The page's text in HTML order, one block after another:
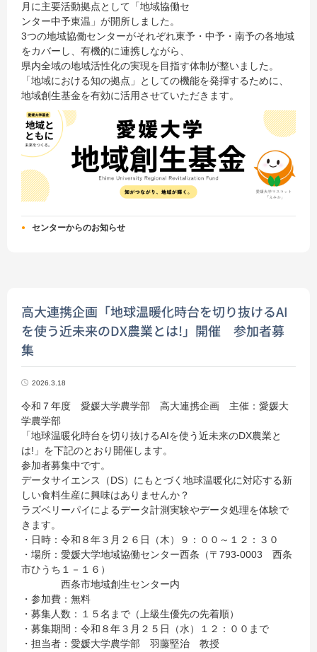
月に主要活動拠点として「地域協働セ
ンター中予東温」が開所しました。
3つの地域協働センターがそれぞれ東予・中予・南予の各地域
をカバーし、有機的に連携しながら、
県内全域の地域活性化の実現を目指す体制が整いました。
「地域における知の拠点」としての機能を発揮するために、
地域創生基金を有効に活用させていただきます。
センターからのお知らせ
高大連携企画「地球温暖化時台を切り抜けるAI
を使う近未来のDX農業とは!」開催 参加者募
集
2026.3.18
令和７年度 愛媛大学農学部 高大連携企画 主催：愛媛大
学農学部
「地球温暖化時台を切り抜けるAIを使う近未来のDX農業と
は!」を下記のとおり開催します。
参加者募集中です。
データサイエンス（DS）にもとづく地球温暖化に対応する新
しい食料生産に興味はありませんか？
ラズベリーパイによるデータ計測実験やデータ処理を体験で
きます。
・日時：令和８年３月２６日（木）９：００～１２：３０
・場所：愛媛大学地域協働センター西条（〒793-0003 西条
市ひうち１－１６）
西条市地域創生センター内
・参加費：無料
・募集人数：１５名まで（上級生優先の先着順）
・募集期間：令和８年３月２５日（水）１２：００まで
・担当者：愛媛大学農学部 羽藤堅治 教授